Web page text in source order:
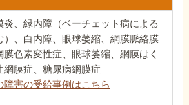
炎、緑内障（ベーチェット病による
）、白内障、眼球萎縮、網膜脈絡膜
膜色素変性症、眼球萎縮、網膜はく
網膜症、糖尿病網膜症
障害の受給事例はこちら